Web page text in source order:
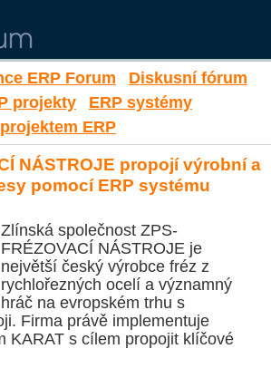
ERP Forum
Diskusní fórum
projekty
ERP systémy
ERP
NÁSTROJE propojí výrobní a
pomocí ERP systému
Zlínská společnost ZPS-
FRÉZOVACÍ NÁSTROJE je
největší český výrobce fréz z
rychlořezných ocelí a významný
hráč na evropském trhu s
Firma právě implementuje
KARAT s cílem propojit klíčové